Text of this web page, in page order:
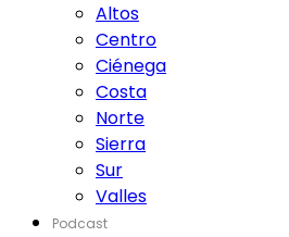
Altos
Centro
Ciénega
Costa
Norte
Sierra
Sur
Valles
Podcast